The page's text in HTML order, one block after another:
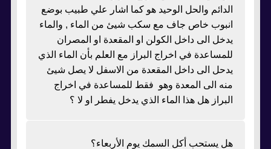
الدائم والحل الوحيد هو كما اشار علي طبيب بوضع
انبوب خاص جاف مع سكب شيئ من الماء , والماء
يدخل الى داخل الكولن او المقعدة او المصران
للمساعدة في اخراج البراز مع العلم بأن الماء الذي
يدحل الى داخل المقعدة من الاسفل لا يصل شيئ
منه الى المعدة وهو فقط للمساعدة في اخراج
البراز هل هذا الماء الذي يدخل يفطر او لا ؟
هل يستحب أكل السمك يوم الأربعاء؟